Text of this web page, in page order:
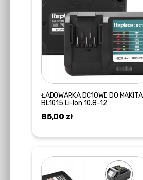
ŁADOWARKA DC10WD DO MAKITA
BL1015 Li-Ion 10.8-12
85,00 zł